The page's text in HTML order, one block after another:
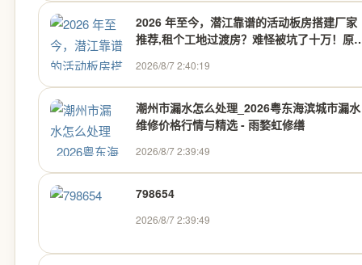
2026 年至今，潜江靠谱的活动板房搭建厂家
推荐,租个工地过渡房？难怪被坑了十万！原
荐【认证官】
2026/8/7 2:40:19
潮州市漏水怎么处理_2026粤东海滨城市漏水
维修价格行情与精选 - 雨婺虹修缮
2026/8/7 2:39:49
798654
2026/8/7 2:39:49